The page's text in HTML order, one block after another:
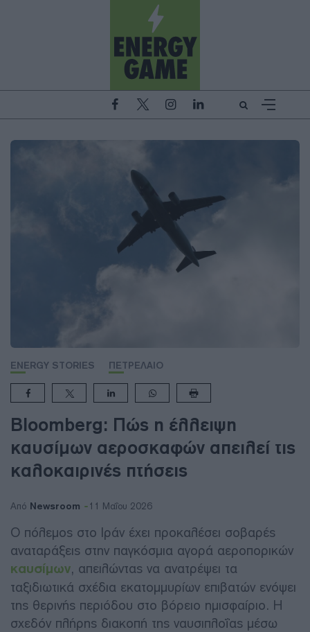
ENERGY STORIES ΠΕΤΡΕΛΑΙΟ
Bloomberg: Πώς η έλλειψη
καυσίμων αεροσκαφών απειλεί τις
καλοκαιρινές πτήσεις
Από Newsroom 11 Μαΐου 2026
Ο πόλεμος στο Ιράν έχει προκαλέσει σοβαρές
αναταράξεις στην παγκόσμια αγορά αεροπορικών
καυσίμων, απειλώντας να ανατρέψει τα
ταξιδιωτικά σχέδια εκατομμυρίων επιβατών ενόψει
της θερινής περιόδου στο βόρειο ημισφαίριο. Η
σχεδόν πλήρης διακοπή της ναυσιπλοΐας μέσω